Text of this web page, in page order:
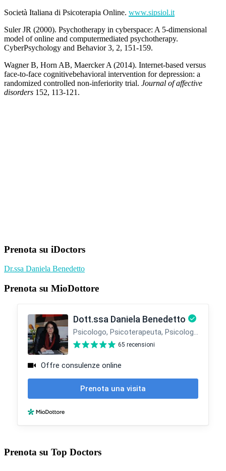
Società Italiana di Psicoterapia Online. www.sipsiol.it
Suler JR (2000). Psychotherapy in cyberspace: A 5-dimensional
model of online and computermediated psychotherapy.
CyberPsychology and Behavior 3, 2, 151-159.
Wagner B, Horn AB, Maercker A (2014). Internet-based versus
face-to-face cognitivebehavioral intervention for depression: a
randomized controlled non-inferiority trial. Journal of affective
disorders 152, 113-121.
Barra
laterale
Prenota su iDoctors
Dr.ssa Daniela Benedetto
Prenota su MioDottore
Prenota su Top Doctors